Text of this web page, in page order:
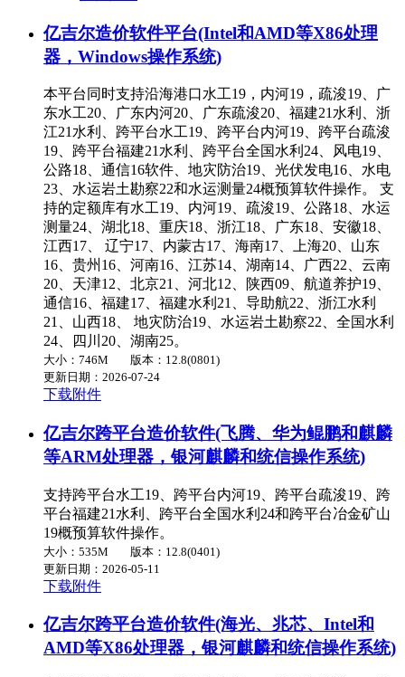
亿吉尔造价软件平台(Intel和AMD等X86处理
器，Windows操作系统)
本平台同时支持沿海港口水工19，内河19，疏浚19、广
东水工20、广东内河20、广东疏浚20、福建21水利、浙
江21水利、跨平台水工19、跨平台内河19、跨平台疏浚
19、跨平台福建21水利、跨平台全国水利24、风电19、
公路18、通信16软件、地灾防治19、光伏发电16、水电
23、水运岩土勘察22和水运测量24概预算软件操作。 支
持的定额库有水工19、内河19、疏浚19、公路18、水运
测量24、湖北18、重庆18、浙江18、广东18、安徽18、
江西17、 辽宁17、内蒙古17、海南17、上海20、山东
16、贵州16、河南16、江苏14、湖南14、广西22、云南
20、天津12、北京21、河北12、陕西09、航道养护19、
通信16、福建17、福建水利21、导助航22、浙江水利
21、山西18、 地灾防治19、水运岩土勘察22、全国水利
24、四川20、湖南25。
大小：746M
版本：12.8(0801)
更新日期：2026-07-24
下载附件
亿吉尔跨平台造价软件(飞腾、华为鲲鹏和麒麟
等ARM处理器，银河麒麟和统信操作系统)
支持跨平台水工19、跨平台内河19、跨平台疏浚19、跨
平台福建21水利、跨平台全国水利24和跨平台冶金矿山
19概预算软件操作。
大小：535M
版本：12.8(0401)
更新日期：2026-05-11
下载附件
亿吉尔跨平台造价软件(海光、兆芯、Intel和
AMD等X86处理器，银河麒麟和统信操作系统)